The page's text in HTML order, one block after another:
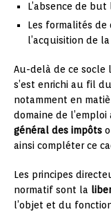
L’absence de
Les formalités
l’acquisition de
Au-delà de ce socle
s’est enrichi au fil
notamment en
domaine de l’emploi
général des impôts
ainsi compléter ce
Les principes
normatif sont la
l’objet et du